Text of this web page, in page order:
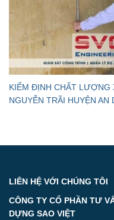
KIỂM ĐỊNH CHẤT
NGUYỄN TRÃI HUYỆN
LIÊN HỆ VỚI CHÚNG TÔI
CÔNG TY CỔ PHẦN TƯ
DỰNG SAO VIỆT